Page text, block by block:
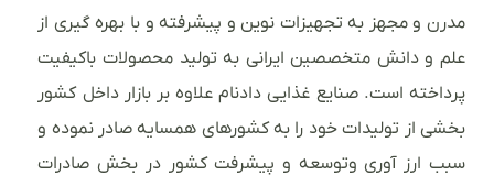
مدرن و مجهز به تجهیزات نوین و پیشرفته و با بهره گیری از
علم و دانش متخصصین ایرانی به تولید محصولات باکیفیت
پرداخته است. صنایع غذایی دادنام علاوه بر بازار داخل کشور
بخشی از تولیدات خود را به کشورهای همسایه صادر نموده و
سبب ارز آوری وتوسعه و پیشرفت کشور در بخش صادرات